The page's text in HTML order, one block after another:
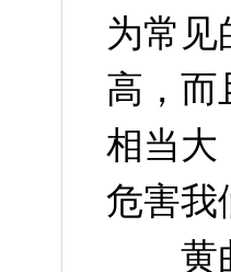
为常见
高，而
相当大
危害我
黄曲